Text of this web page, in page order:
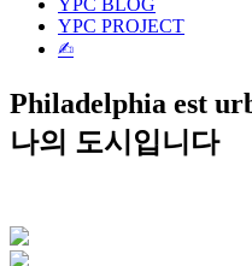
YPC BLOG
YPC PROJECT
✍︎
Philadelphia est
나의 도시입니다